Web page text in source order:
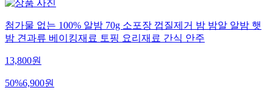
첨가물 없는 100% 알밤 70g 소포장 껍질제거 밤 밤알 알밤 햇
밤 견과류 베이킹재료 토핑 요리재료 간식 안주
13,800원
50%6,900원